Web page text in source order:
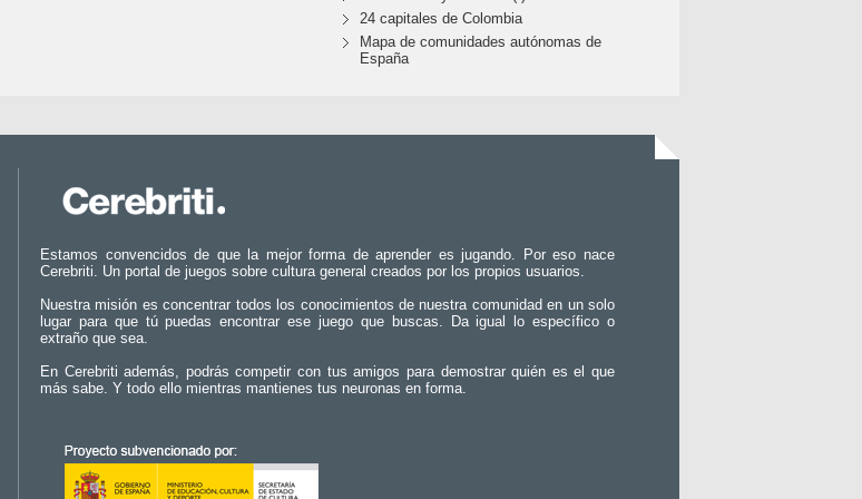
24 capitales de Colombia
Mapa de comunidades autónomas de
España
Estamos convencidos de que la mejor forma de aprender es jugando. Por eso nace
Cerebriti. Un portal de juegos sobre cultura general creados por los propios usuarios.
Nuestra misión es concentrar todos los conocimientos de nuestra comunidad en un solo
lugar para que tú puedas encontrar ese juego que buscas. Da igual lo específico o
extraño que sea.
En Cerebriti además, podrás competir con tus amigos para demostrar quién es el que
más sabe. Y todo ello mientras mantienes tus neuronas en forma.